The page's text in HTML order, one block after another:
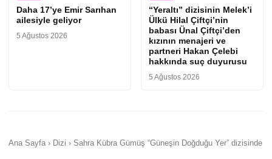
Daha 17’ye Emir Sarıhan
ailesiyle geliyor
5 Ağustos 2026
“Yeraltı” dizisinin Melek’i
Ülkü Hilal Çiftçi’nin
babası Ünal Çiftçi’den
kızının menajeri ve
partneri Hakan Çelebi
hakkında suç duyurusu
5 Ağustos 2026
Ana Sayfa › Dizi › Sahra Kübra Gümüş “Güneşin Doğduğu Yer” dizisinde